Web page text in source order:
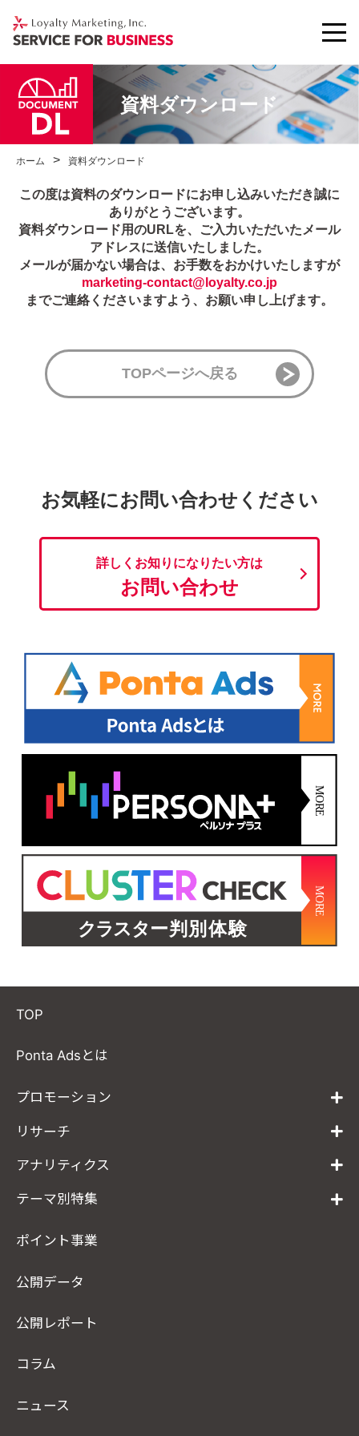
資料ダウンロード
ホーム 資料ダウンロード
この度は資料のダウンロードにお申し込みいただき誠に
ありがとうございます。
資料ダウンロード用のURLを、ご入力いただいたメール
アドレスに送信いたしました。
メールが届かない場合は、お手数をおかけいたしますが
marketing-contact@loyalty.co.jp
までご連絡くださいますよう、お願い申し上げます。
TOPページへ戻る
お気軽にお問い合わせください
詳しくお知りになりたい方は
お問い合わせ
TOP
Ponta Adsとは
プロモーション
リサーチ
アナリティクス
テーマ別特集
ポイント事業
公開データ
公開レポート
コラム
ニュース